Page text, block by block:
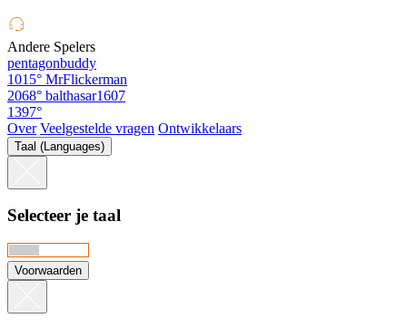
Andere Spelers
pentagonbuddy
1015° MrFlickerman
2068° balthasar1607
1397°
Over Veelgestelde vragen Ontwikkelaars
Taal (Languages)
Selecteer je taal
Voorwaarden